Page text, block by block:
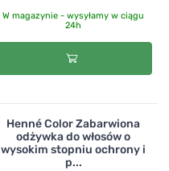
W magazynie - wysyłamy w ciągu
24h
Henné Color Zabarwiona
odżywka do włosów o
wysokim stopniu ochrony i
p...